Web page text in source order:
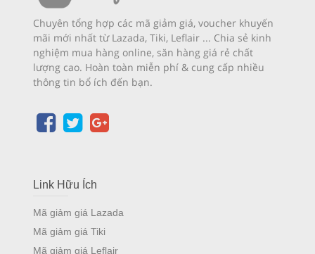
Chuyên tổng hợp các mã giảm giá, voucher khuyến
mãi mới nhất từ Lazada, Tiki, Leflair ... Chia sẻ kinh
nghiệm mua hàng online, săn hàng giá rẻ chất
lượng cao. Hoàn toàn miễn phí & cung cấp nhiều
thông tin bổ ích đến bạn.
Link Hữu Ích
Mã giảm giá Lazada
Mã giảm giá Tiki
Mã giảm giá Leflair